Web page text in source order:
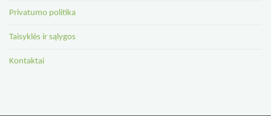
Privatumo politika
Taisyklės ir sąlygos
Kontaktai